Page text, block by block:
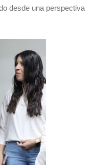
desde una perspectiva